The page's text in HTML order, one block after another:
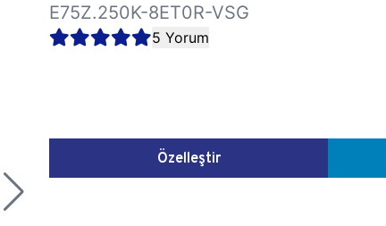
E75Z.250K-8ET0R-VSG
5 Yorum
Özelleştir